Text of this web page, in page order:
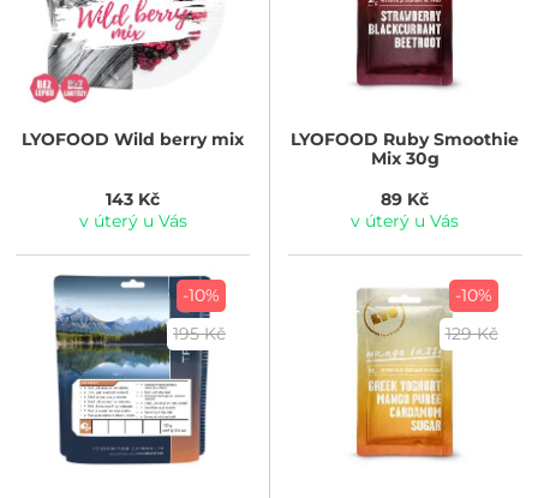
LYOFOOD Wild berry mix
143 Kč
v úterý u Vás
LYOFOOD Ruby Smoothie
Mix 30g
89 Kč
v úterý u Vás
-10%
195 Kč
-10%
129 Kč